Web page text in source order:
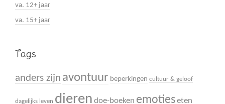
va. 12+ jaar
va. 15+ jaar
Tags
anders zijn avontuur beperkingen cultuur & geloof
dagelijks leven dieren doe-boeken emotieseten